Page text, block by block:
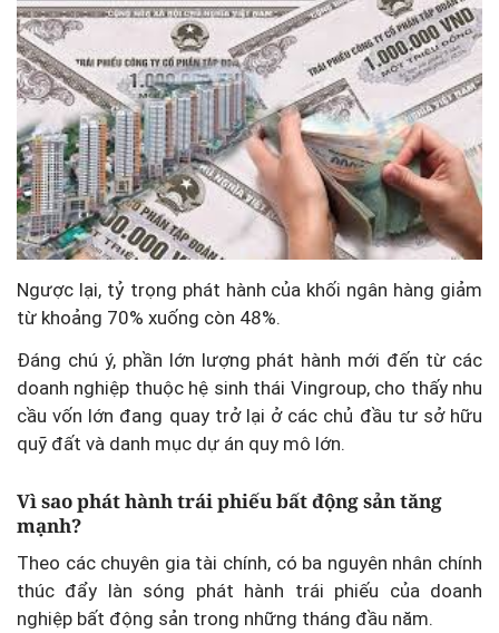
Ngược lại, tỷ trọng phát hành của khối ngân hàng giảm
từ khoảng 70% xuống còn 48%.
Đáng chú ý, phần lớn lượng phát hành mới đến từ các
doanh nghiệp thuộc hệ sinh thái Vingroup, cho thấy nhu
cầu vốn lớn đang quay trở lại ở các chủ đầu tư sở hữu
quỹ đất và danh mục dự án quy mô lớn.
Vì sao phát hành trái phiếu bất động sản tăng
mạnh?
Theo các chuyên gia tài chính, có ba nguyên nhân chính
thúc đẩy làn sóng phát hành trái phiếu của doanh
nghiệp bất động sản trong những tháng đầu năm.